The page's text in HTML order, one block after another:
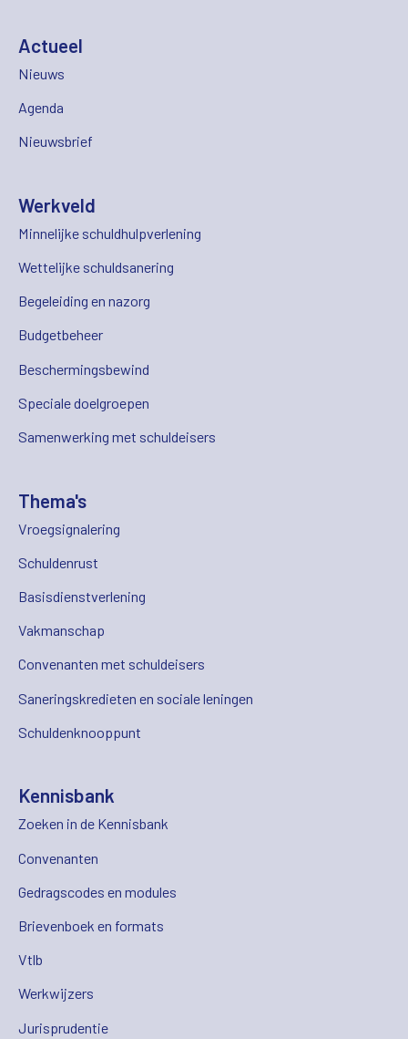
Actueel
Nieuws
Agenda
Nieuwsbrief
Werkveld
Minnelijke schuldhulpverlening
Wettelijke schuldsanering
Begeleiding en nazorg
Budgetbeheer
Beschermingsbewind
Speciale doelgroepen
Samenwerking met schuldeisers
Thema's
Vroegsignalering
Schuldenrust
Basisdienstverlening
Vakmanschap
Convenanten met schuldeisers
Saneringskredieten en sociale leningen
Schuldenknooppunt
Kennisbank
Zoeken in de Kennisbank
Convenanten
Gedragscodes en modules
Brievenboek en formats
Vtlb
Werkwijzers
Jurisprudentie